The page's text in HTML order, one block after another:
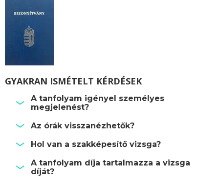
GYAKRAN ISMÉTELT KÉRDÉSEK
A tanfolyam igényel személyes
megjelenést?
Az órák visszanézhetők?
Hol van a szakképesítő vizsga?
A tanfolyam díja tartalmazza a vizsga
díját?